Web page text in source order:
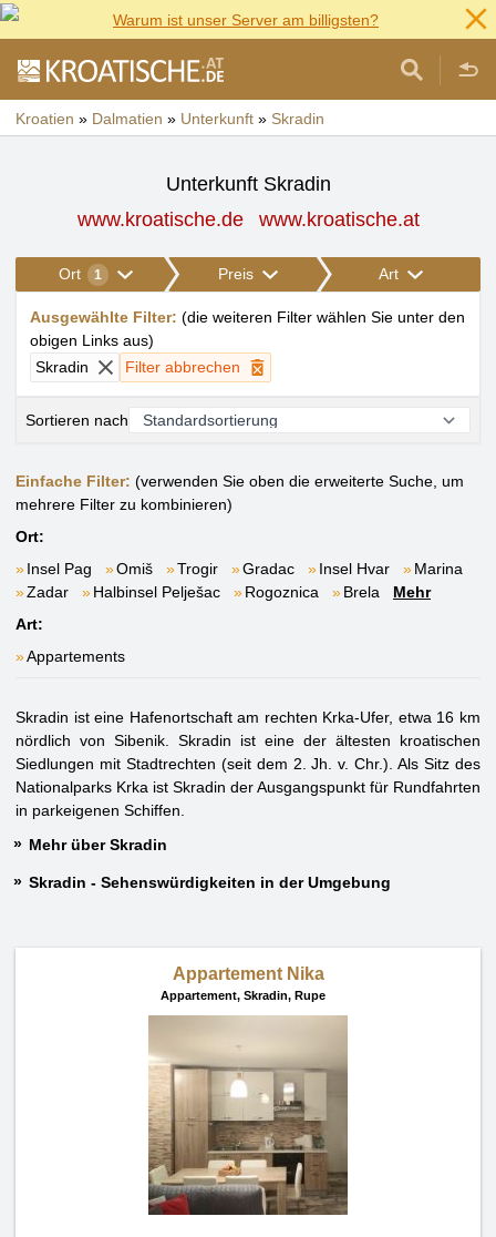
Warum ist unser Server am billigsten?
Kroatien » Dalmatien » Unterkunft » Skradin
Unterkunft Skradin
www.kroatische.de
www.kroatische.at
Ort 1 Preis Art
Ausgewählte Filter: (die weiteren Filter wählen Sie unter den
obigen Links aus)
Skradin
Filter abbrechen
Sortieren nach
Einfache Filter: (verwenden Sie oben die erweiterte Suche, um
mehrere Filter zu kombinieren)
Ort:
Insel Pag
Omiš Trogir Gradac Insel Hvar
Marina
Zadar
Halbinsel Pelješac Rogoznica Brela
Mehr
Art:
Appartements
Skradin ist eine Hafenortschaft am rechten Krka-Ufer, etwa 16 km
nördlich von Sibenik. Skradin ist eine der ältesten kroatischen
Siedlungen mit Stadtrechten (seit dem 2. Jh. v. Chr.). Als Sitz des
Nationalparks Krka ist Skradin der Ausgangspunkt für Rundfahrten
in parkeigenen Schiffen.
Mehr über Skradin
Skradin - Sehenswürdigkeiten in der Umgebung
Appartement Nika
Appartement, Skradin, Rupe